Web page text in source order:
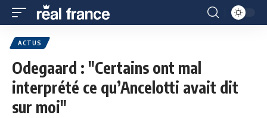
ACTUS
Odegaard : "Certains ont mal
interprété ce qu’Ancelotti avait dit
sur moi"